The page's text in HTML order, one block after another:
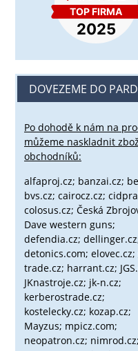
DOVEZEME DO
Po dohodě k nám na
můžeme naskladnit
obchodníků:
alfaproj.cz; banzai.cz;
bvs.cz; cairocz.cz;
colosus.cz; Česká
Dave western guns;
defendia.cz;
detonics.com; elovec.cz;
trade.cz; harrant.cz;
JKnastroje.cz; jk-n.cz;
kerberostrade.cz;
kostelecky.cz; kozap.cz;
Mayzus; mpicz.com;
neopatron.cz; nimrod.cz;